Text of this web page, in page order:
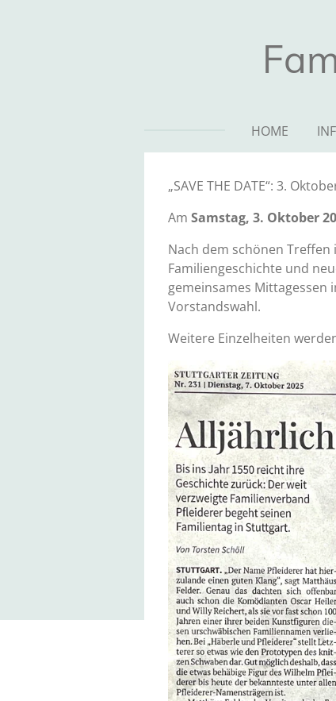
HOME
„SAVE THE DATE“: 3.
Am Samstag, 3. Oktober
Nach dem schönen Treffen
Familiengeschichte und
gemeinsames Mittagessen
Vorstandswahl.
Weitere Einzelheiten